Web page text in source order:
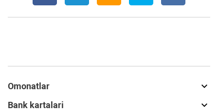
Omonatlar
Bank kartalari